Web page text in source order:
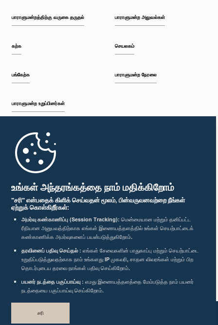
உங்கள் அந்தரங்கத்தை நாம் மதிக்கிறோம்
"சரி" என்பதைக் கிளிக் செய்வதன் மூலம், பின்வருவனவற்றை நீங்கள்
ஏற்றுக் கொள்கிறீர்கள்:
அமர்வு கண்காணிப்பு (Session Tracking): மென்மையான மற்றும் தனிப்பட்ட
ரீதியான அனுபவத்திற்காக எங்கள் இணையத்தளத்தில் உங்கள் செயற்பாட்டைக்
கண்காணிக்க அமர்வுகளைப் பயன்படுத்துகிறோம்.
தரவினைப் பதிவு செய்தல் : எங்கள் சேவைகளின் பாதுகாப்பு மற்றும் செயற்பாட்டை
உறுதிப்படுத்துவதற்காக நாம் உங்களது IP முகவரி, சாதன விவரங்கள் மற்றும் பிற
தொடர்புடைய தரவை நாங்கள் பதிவு செய்கிறோம்.
பயனர் நடத்தை பகுப்பாய்வு : எமது இணையத்தளத்தை மேம்படுத்த நாம் பயனர்
நடத்தையை பகுப்பாய்வு செய்கிறோம்.
சரி
பாராளுமன்றத்திற்கு வருகை தருதல்
கற்க
பங்கேற்க
பாராளுமன்ற உறுப்பினர்கள்
முதற்பக்கம்
பாராளுமன்ற அலுவல்கள்
செயலகம்
பாராளுமன்ற நேரலை
பாராளுமன்ற கையடக்க செயலி
எம்மை பின்தொடர்க :
விருதுகள்
தனியுரிமைக் கொள்கை